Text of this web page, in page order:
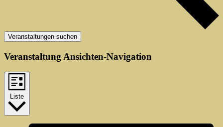
Veranstaltungen suchen
Veranstaltung Ansichten-Navigation
Liste